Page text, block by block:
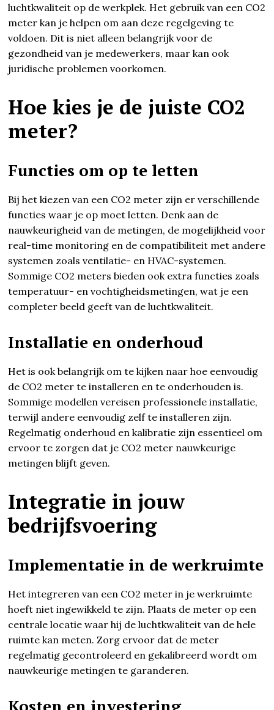
luchtkwaliteit op de werkplek. Het gebruik van een CO2
meter kan je helpen om aan deze regelgeving te
voldoen. Dit is niet alleen belangrijk voor de
gezondheid van je medewerkers, maar kan ook
juridische problemen voorkomen.
Hoe kies je de juiste CO2
meter?
Functies om op te letten
Bij het kiezen van een CO2 meter zijn er verschillende
functies waar je op moet letten. Denk aan de
nauwkeurigheid van de metingen, de mogelijkheid voor
real-time monitoring en de compatibiliteit met andere
systemen zoals ventilatie- en HVAC-systemen.
Sommige CO2 meters bieden ook extra functies zoals
temperatuur- en vochtigheidsmetingen, wat je een
completer beeld geeft van de luchtkwaliteit.
Installatie en onderhoud
Het is ook belangrijk om te kijken naar hoe eenvoudig
de CO2 meter te installeren en te onderhouden is.
Sommige modellen vereisen professionele installatie,
terwijl andere eenvoudig zelf te installeren zijn.
Regelmatig onderhoud en kalibratie zijn essentieel om
ervoor te zorgen dat je CO2 meter nauwkeurige
metingen blijft geven.
Integratie in jouw
bedrijfsvoering
Implementatie in de werkruimte
Het integreren van een CO2 meter in je werkruimte
hoeft niet ingewikkeld te zijn. Plaats de meter op een
centrale locatie waar hij de luchtkwaliteit van de hele
ruimte kan meten. Zorg ervoor dat de meter
regelmatig gecontroleerd en gekalibreerd wordt om
nauwkeurige metingen te garanderen.
Kosten en investering